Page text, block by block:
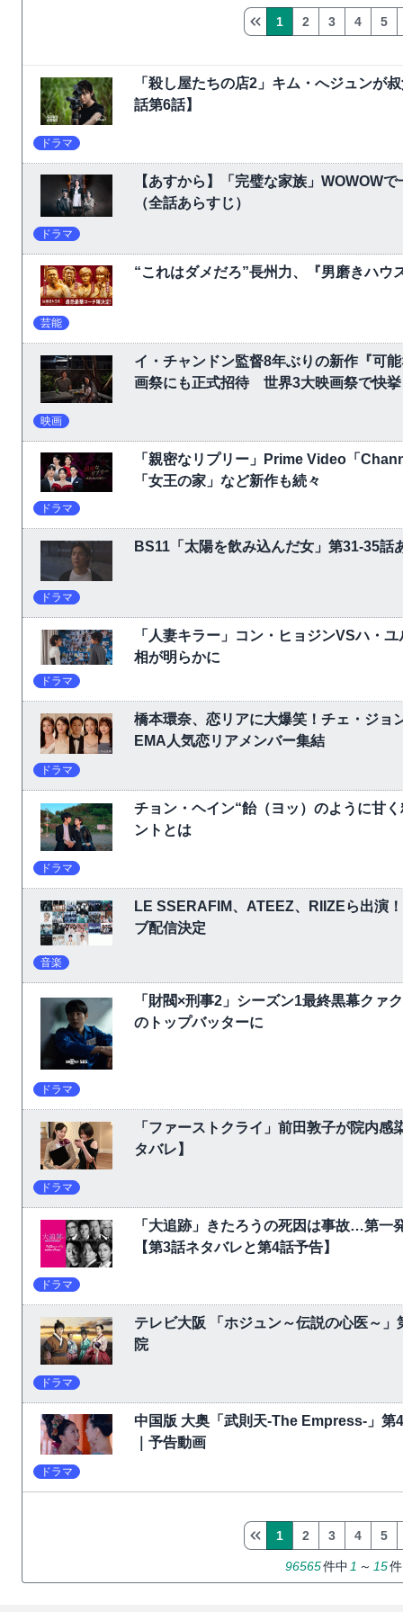
1 2 3 4 5
「殺し屋たちの店2」キム・へジュンが
話第6話】
ドラマ
【あすから】「完璧な家族」WOWOW
（全話あらすじ）
ドラマ
“これはダメだろ”長州力、『男磨きハ
芸能
イ・チャンドン監督8年ぶりの新作『可
画祭にも正式招待 世界3大映画祭で快
映画
「親密なリプリー」Prime Video「
「女王の家」など新作も続々
ドラマ
BS11「太陽を飲み込んだ女」第31-35
ドラマ
「人妻キラー」コン・ヒョジンVSハ・
相が明らかに
ドラマ
橋本環奈、恋リアに大爆笑！チェ・ジョ
EMA人気恋リアメンバー集結
ドラマ
チョン・ヘイン“飴（ヨッ）のように甘
ントとは
ドラマ
LE SSERAFIM、ATEEZ、RIIZEら出演
ブ配信決定
音楽
「財閥×刑事2」シーズン1最終黒幕ク
のトップバッターに
ドラマ
「ファーストクライ」前田敦子が院内
タバレ】
ドラマ
「大追跡」きたろうの死因は事故…第一
【第3話ネタバレと第4話予告】
ドラマ
テレビ大阪 「ホジュン～伝説の心医～
院
ドラマ
中国版 大奥「武則天-The Empress-」第
｜予告動画
ドラマ
96565件中 1 ～ 15
1 2 3 4 5